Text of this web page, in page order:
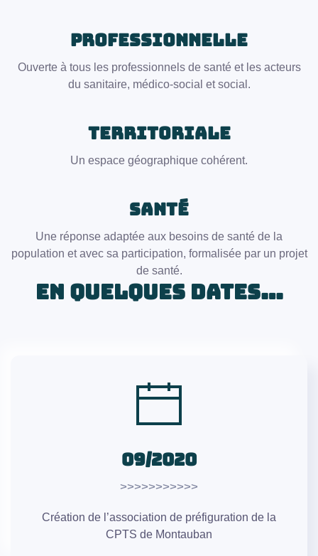
PROFESSIONNELLE
Ouverte à tous les professionnels de santé et les acteurs
du sanitaire, médico-social et social.
TERRITORIALE
Un espace géographique cohérent.
SANTÉ
Une réponse adaptée aux besoins de santé de la
population et avec sa participation, formalisée par un projet
de santé.
En Quelques dates…
09/2020
>>>>>>>>>>>
Création de l’association de préfiguration de la
CPTS de Montauban